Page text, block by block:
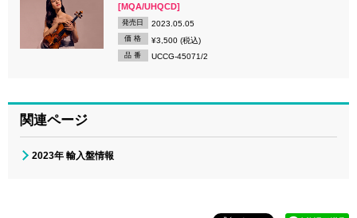
[MQA/UHQCD]
発売日 2023.05.05
価 格 ¥3,500 (税込)
品 番 UCCG-45071/2
関連ページ
2023年 輸入盤情報